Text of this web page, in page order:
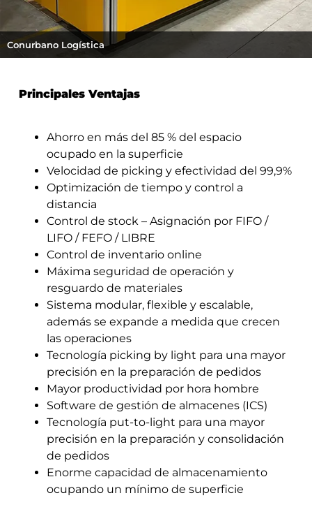
Conurbano Logística
Principales Ventajas
Ahorro en más del 85 % del espacio
ocupado en la superficie
Velocidad de picking y efectividad del 99,9%
Optimización de tiempo y control a
distancia
Control de stock – Asignación por FIFO /
LIFO / FEFO / LIBRE
Control de inventario online
Máxima seguridad de operación y
resguardo de materiales
Sistema modular, flexible y escalable,
además se expande a medida que crecen
las operaciones
Tecnología picking by light para una mayor
precisión en la preparación de pedidos
Mayor productividad por hora hombre
Software de gestión de almacenes (ICS)
Tecnología put-to-light para una mayor
precisión en la preparación y consolidación
de pedidos
Enorme capacidad de almacenamiento
ocupando un mínimo de superficie